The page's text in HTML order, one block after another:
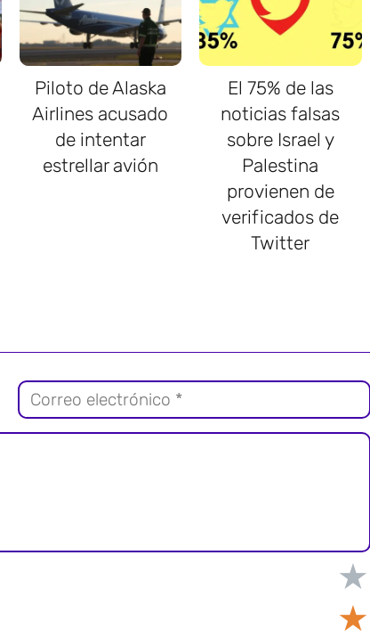
Piloto de Alaska
Airlines acusado
de intentar
estrellar avión
El 75% de las
noticias falsas
sobre Israel y
Palestina
provienen de
verificados de
Twitter
★
★